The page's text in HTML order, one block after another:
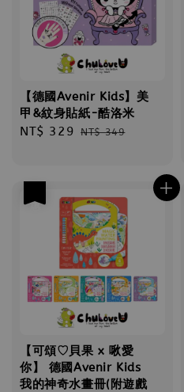
【德國Avenir Kids】美
甲&紋身貼紙-酷洛米
Sale
NT$ 329 Regular
NT$ 349
【可頌♡貝果 x 啾愛
你】 德國Avenir Kids
我的神奇水畫冊(附遊戲